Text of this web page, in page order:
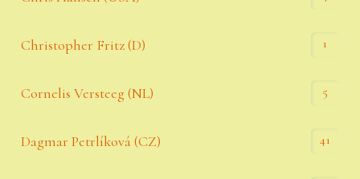
Christopher Fritz (D) 1
Cornelis Versteeg (NL) 5
Dagmar Petrlíková (CZ) 41